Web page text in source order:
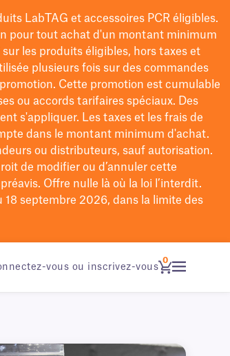
LabTAG et accessoires PCR éligibles.
pour tout achat d'un montant minimum
sur les produits éligibles, hors taxes et
plusieurs fois sur des commandes
Cette promotion est cumulable
ou accords tarifaires spéciaux. Des
s'appliquer. Les taxes et les frais de
dans le montant minimum d'achat.
ou distributeurs, sauf autorisation.
de modifierou d’annuler cette
Offre nulle là où la loi l’interdit.
septembre 2026, dans la limite des
vous ou inscrivez-vous
0